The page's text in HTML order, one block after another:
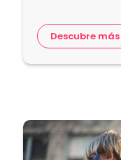
Descubre más